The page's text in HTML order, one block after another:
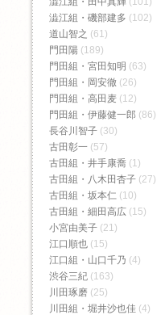
澁江組・磯部建多 (102)
道山智之 (61)
門田陽 (189)
門田組・宮田知明 (63)
門田組・岡安徹 (26)
門田組・高田麦 (12)
門田組・伊藤健一郎 (86)
長谷川智子 (30)
古田彰一 (57)
古田組・井手康喬 (1)
古田組・八木田杏子 (27)
古田組・坂本仁 (10)
古田組・細田高広 (15)
小宮由美子 (21)
江口順也 (15)
江口組・山口千乃 (4)
渋谷三紀 (163)
川田琢磨 (25)
川田組・堀井沙也佳 (4)